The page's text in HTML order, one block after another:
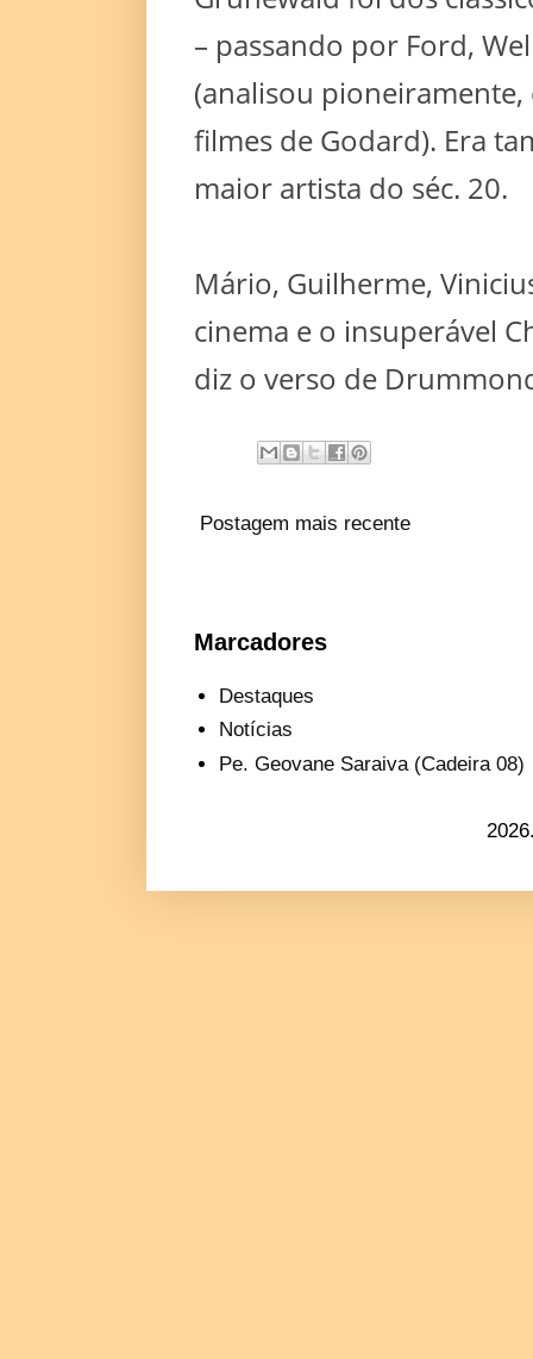
– passando por Ford,
(analisou
filmes de Godard). Era
maior artista do séc. 20.
Mário, Guilherme,
cinema e o insuperável
diz o verso de
Postagem mais recente
Marcadores
Destaques
Notícias
Pe. Geovane Saraiva (Cadeira 08)